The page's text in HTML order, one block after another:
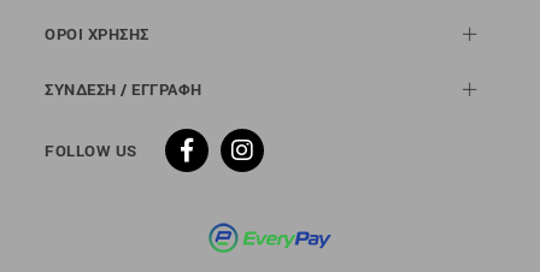
ΟΡΟΙ ΧΡΗΣΗΣ
ΣΥΝΔΕΣΗ / ΕΓΓΡΑΦΗ
FOLLOW US